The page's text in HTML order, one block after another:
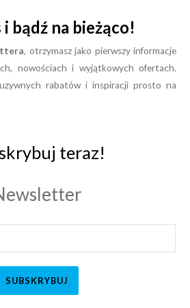
i bądź na bieżąco!
, otrzymasz jako pierwszy informacje
nowościach i wyjątkowych ofertach.
rabatów i inspiracji prosto na
teraz!
SUBSKRYBUJ